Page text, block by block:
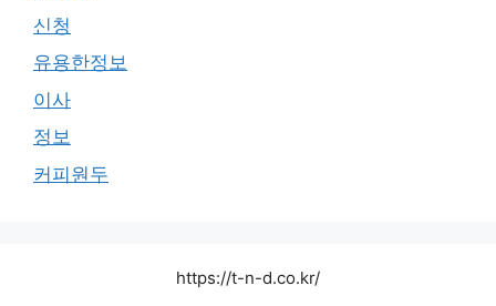
신청
유용한정보
이사
정보
커피원두
https://t-n-d.co.kr/